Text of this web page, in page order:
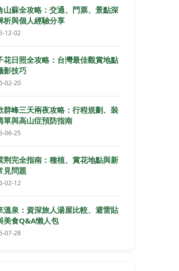
山蘇全攻略：交通、門票、景點深
析與個人經驗分享
12-02
花日照全攻略：台灣最佳觀賞地點
影技巧
02-20
群峰三天兩夜攻略：行程規劃、裝
單與高山症預防指南
06-25
荆完全指南：種植、賞花地點與新
見問題
02-12
溫泉：資深旅人湯屋比較、避雷貼
美食Q&A懶人包
07-28